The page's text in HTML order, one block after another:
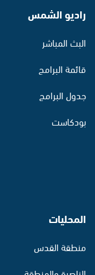
راديو الشمس
البث المباشر
قائمة البرامج
جدول البرامج
بودكاست
المحليات
منطقة القدس